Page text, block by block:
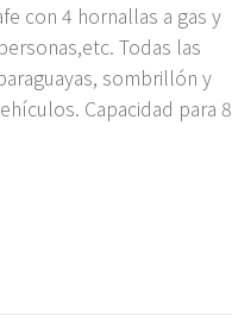
con 4 hornallas a gas y
Todas las
sombrillón y
Capacidad para 8